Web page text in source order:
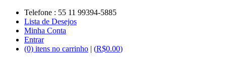
Telefone : 55 11 99394-5885
Lista de Desejos
Minha Conta
Entrar
(0) itens no carrinho | (R$0.00)